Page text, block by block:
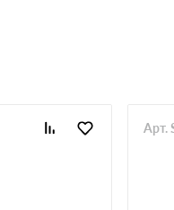
Арт.